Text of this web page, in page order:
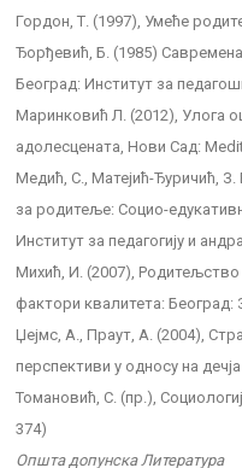
Гордон, Т. (1997), Умеће
Ђорђевић, Б. (1985)
Београд: Институт за
Маринковић Л. (2012), Улога
адолесцената, Нови Сад:
Медић, С., Матејић-Ђуричић,
за родитеље: Социо-
Институт за педагогију и
Михић, И. (2007),
фактори квалитета: Београд:
Џејмс, А., Праут, А. (2004),
перспективи у односу на
Томановић, С. (пр.),
374)
Општа допунска Литература